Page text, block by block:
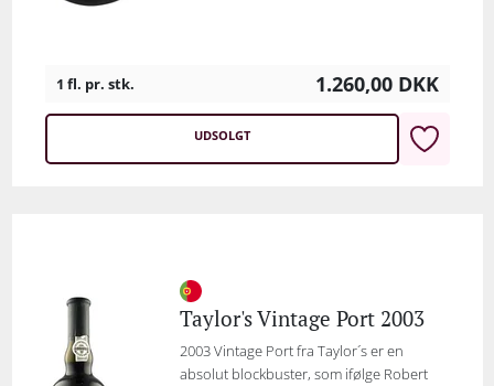
1 fl. pr. stk. 1.260,00 DKK
UDSOLGT
Taylor's Vintage Port 2003
2003 Vintage Port fra Taylor´s er en
absolut blockbuster, som ifølge Robert